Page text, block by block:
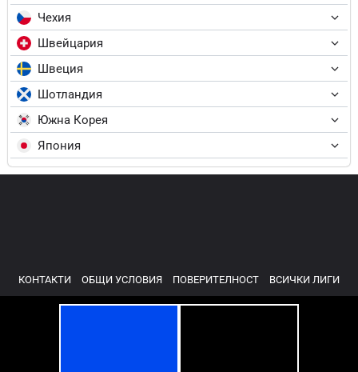
Чехия
Швейцария
Швеция
Шотландия
Южна Корея
Япония
КОНТАКТИ ОБЩИ УСЛОВИЯ ПОВЕРИТЕЛНОСТ ВСИЧКИ ЛИГИ